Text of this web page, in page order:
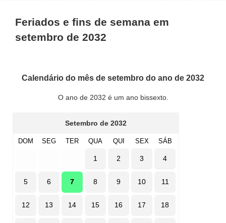
Feriados e fins de semana em
setembro de 2032
Calendário do mês de setembro do ano de 2032
O ano de 2032 é um ano bissexto.
Setembro de 2032
DOM SEG TER QUA QUI SEX SÁB
1 2 3 4
5 6 7 8 9 10 11
12 13 14 15 16 17 18